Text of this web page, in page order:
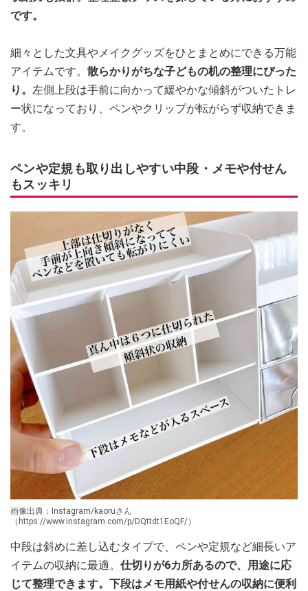
です。
細々とした文具やメイクグッズをひとまとめにできる万能
アイテムです。 散らかりがちな子どもの机の整理にぴった
り。 左側上段は手前に向かって緩やかな傾斜がついたトレ
ー状になっており、ペンやクリップが転がらず収納できま
す。
ペンや定規も取り出しやすい中段・メモや付せん
もスッキリ
画像出典：Instagram/kaoruさん
（https://www.instagram.com/p/DQttdt1EoQF/）
中段は斜めに差し込むタイプで、ペンや定規など細長いア
イテムの収納に最適。 仕切りが6カ所あるので、用途に応
じて整理できます。下段はメモ用紙や付せんの収納に便利